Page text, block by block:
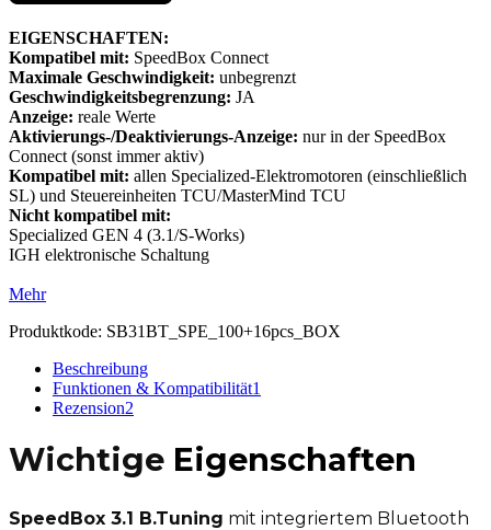
EIGENSCHAFTEN:
Kompatibel mit: SpeedBox Connect
Maximale Geschwindigkeit: unbegrenzt
Geschwindigkeitsbegrenzung: JA
Anzeige: reale Werte
Aktivierungs-/Deaktivierungs-Anzeige: nur in der SpeedBox
Connect (sonst immer aktiv)
Kompatibel mit: allen Specialized-Elektromotoren (einschließlich
SL) und Steuereinheiten TCU/MasterMind TCU
Nicht kompatibel mit:
Specialized GEN 4 (3.1/S-Works)
IGH elektronische Schaltung
Mehr
Produktkode: SB31BT_SPE_100+16pcs_BOX
Beschreibung
Funktionen & Kompatibilität1
Rezension2
Wichtige Eigenschaften
SpeedBox 3.1 B.Tuning mit integriertem Bluetooth